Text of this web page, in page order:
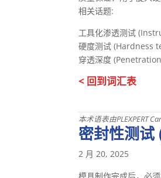
相关话题:
工具化渗透测试
硬度测试 (Hardness
穿透深度
< 回到词汇表
本术语表由PLEXPERT
密封性测
2 月 20, 2025